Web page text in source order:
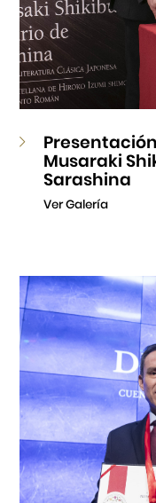
Musaraki
Sarashina
Ver Galería